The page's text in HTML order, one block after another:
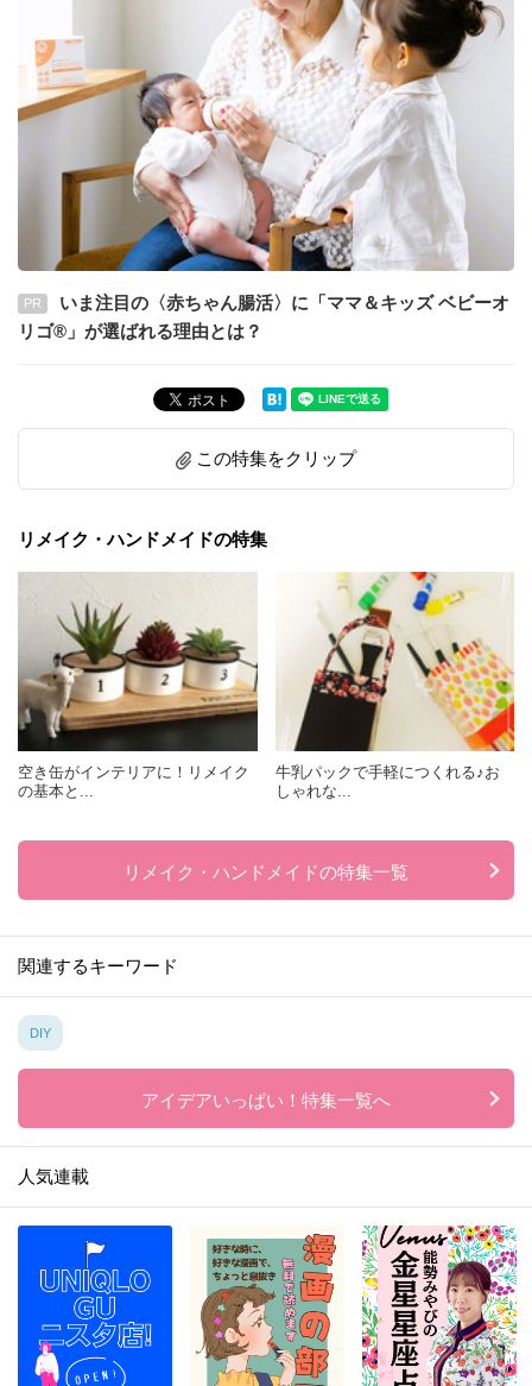
PR
いま注目の〈赤ちゃん腸活〉に「ママ＆キッズ ベビーオ
リゴ®」が選ばれる理由とは？
この特集をクリップ
リメイク・ハンドメイドの特集
空き缶がインテリアに！リメイク
の基本と...
牛乳パックで手軽につくれる♪お
しゃれな...
リメイク・ハンドメイドの特集一覧
関連するキーワード
DIY
アイデアいっぱい！特集一覧へ
人気連載